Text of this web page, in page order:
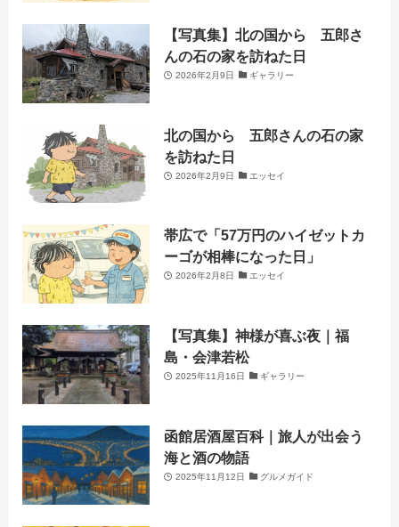
【写真集】北の国から 五郎さ
んの石の家を訪ねた日
2026年2月9日 ギャラリー
北の国から 五郎さんの石の家
を訪ねた日
2026年2月9日 エッセイ
帯広で「57万円のハイゼットカ
ーゴが相棒になった日」
2026年2月8日 エッセイ
【写真集】神様が喜ぶ夜｜福
島・会津若松
2025年11月16日 ギャラリー
函館居酒屋百科｜旅人が出会う
海と酒の物語
2025年11月12日 グルメガイド